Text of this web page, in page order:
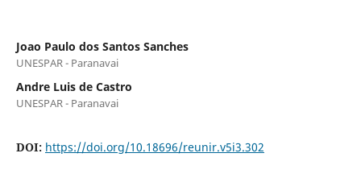
Joao Paulo dos Santos Sanches
UNESPAR - Paranavai
Andre Luis de Castro
UNESPAR - Paranavai
DOI: https://doi.org/10.18696/reunir.v5i3.302